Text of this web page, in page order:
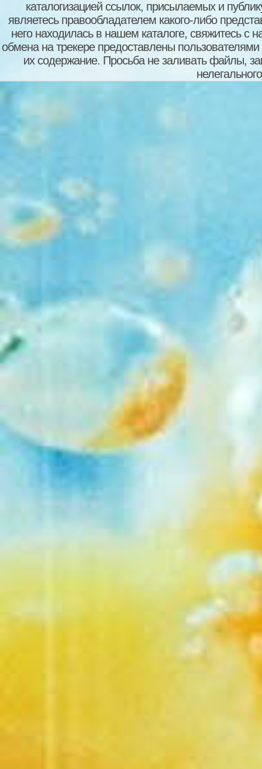
каталогизацией ссылок, присылаемых и
являетесь правообладателем какого-либо
него находилась в нашем каталоге, свяжитесь
обмена на трекере предоставлены пользователями
их содержание. Просьба не заливать файлы,